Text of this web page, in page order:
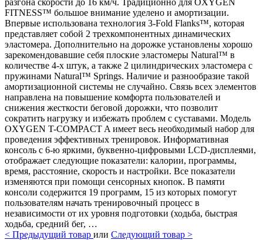
FITNESS™ большое внимание уделено и амортизации.
Впервые использована технология 3-Fold Flanks™, которая
представляет собой 2 трехкомпонентных динамических
эластомера. Дополнительно на дорожке установлены хорошо
зарекомендовавшие себя плоские эластомеры Natural™ в
количестве 4-х штук, а также 2 цилиндрических эластомера с
пружинами Natural™ Springs. Наличие и разнообразие такой
амортизационной системы не случайно. Связь всех элементов
направлена на повышение комфорта пользователей и
снижения жесткости беговой дорожки, что позволит
сократить нагрузку и избежать проблем с суставами. Модель
OXYGEN T-COMPACT A имеет весь необходимый набор для
проведения эффективных тренировок. Информативная
консоль с 6-ю яркими, буквенно-цифровыми LCD-дисплеями,
отображает следующие показатели: калории, программы,
время, расстояние, скорость и настройки. Все показатели
изменяются при помощи сенсорных кнопок. В памяти
консоли содержится 19 программ, 15 из которых помогут
пользователям начать тренировочный процесс в
независимости от их уровня подготовки (ходьба, быстрая
ходьба, средний бег, …
< Предыдущий товар или Следующий товар >